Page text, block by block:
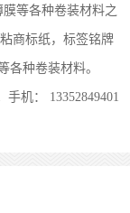
膜等各种卷装材料之
商标纸，标签铭牌
种卷装材料。
手机： 13352849401
域，他不受地区与
IML的业务来源